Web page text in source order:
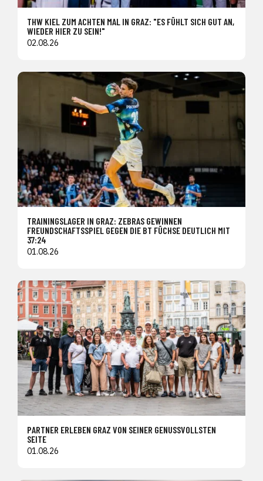
THW KIEL ZUM ACHTEN MAL IN GRAZ: "ES FÜHLT SICH GUT AN,
WIEDER HIER ZU SEIN!"
02.08.26
TRAININGSLAGER IN GRAZ: ZEBRAS GEWINNEN
FREUNDSCHAFTSSPIEL GEGEN DIE BT FÜCHSE DEUTLICH MIT
37:24
01.08.26
PARTNER ERLEBEN GRAZ VON SEINER GENUSSVOLLSTEN
SEITE
01.08.26